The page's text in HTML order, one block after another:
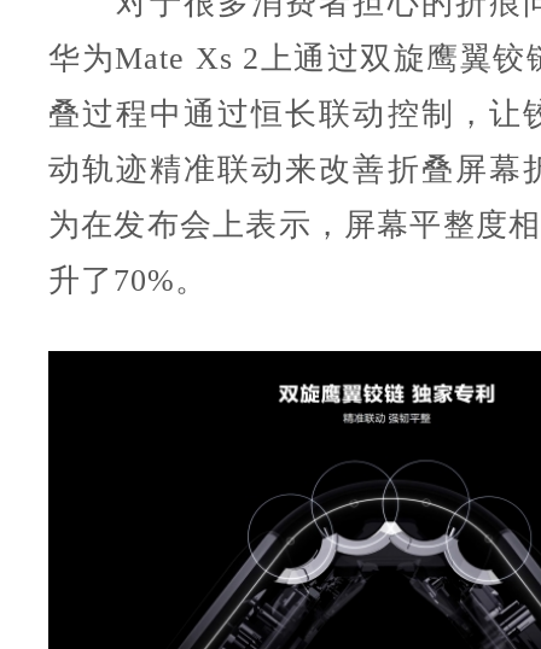
华为Mate Xs 2上通过双旋鹰翼铰
叠过程中通过恒长联动控制，让
动轨迹精准联动来改善折叠屏幕
为在发布会上表示，屏幕平整度
升了70%。